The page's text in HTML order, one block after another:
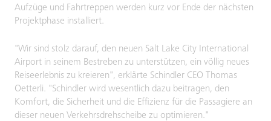
Aufzüge und Fahrtreppen werden kurz vor Ende der nächsten
Projektphase installiert.
"Wir sind stolz darauf, den neuen Salt Lake City International
Airport in seinem Bestreben zu unterstützen, ein völlig neues
Reiseerlebnis zu kreieren", erklärte Schindler CEO Thomas
Oetterli. "Schindler wird wesentlich dazu beitragen, den
Komfort, die Sicherheit und die Effizienz für die Passagiere an
dieser neuen Verkehrsdrehscheibe zu optimieren."